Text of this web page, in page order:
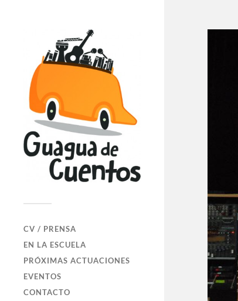
CV / PRENSA
EN LA ESCUELA
PRÓXIMAS ACTUACIONES
EVENTOS
CONTACTO